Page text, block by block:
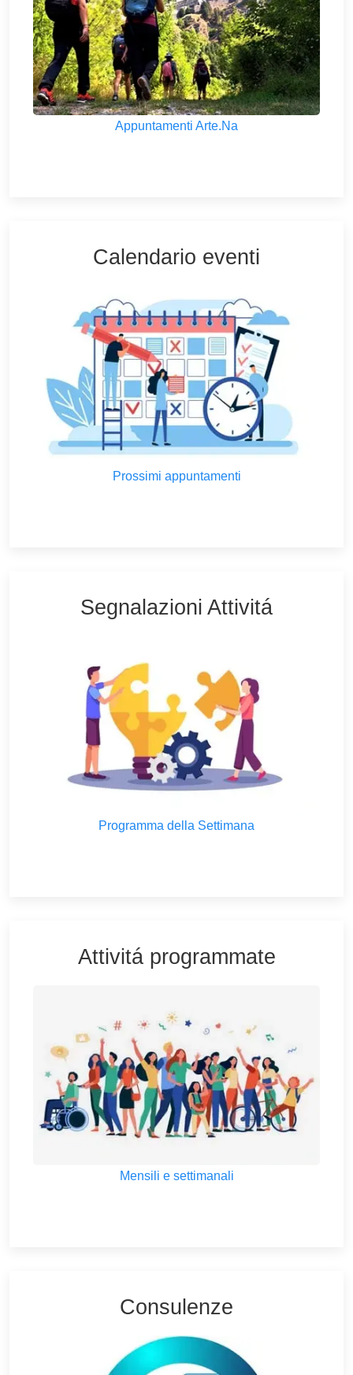
Appuntamenti Arte.Na
Calendario eventi
Prossimi appuntamenti
Segnalazioni Attivitá
Programma della Settimana
Attivitá programmate
Mensili e settimanali
Consulenze